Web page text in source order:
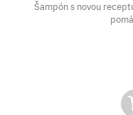
Šampón s novou